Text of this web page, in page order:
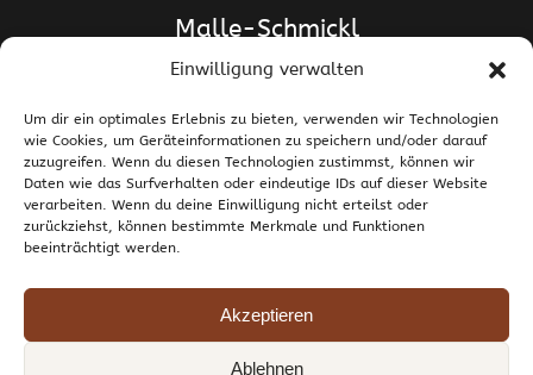
Einwilligung verwalten
Um dir ein optimales Erlebnis zu bieten, verwenden wir Technologien
wie Cookies, um Geräteinformationen zu speichern und/oder darauf
zuzugreifen. Wenn du diesen Technologien zustimmst, können wir
Daten wie das Surfverhalten oder eindeutige IDs auf dieser Website
verarbeiten. Wenn du deine Einwilligung nicht erteilst oder
zurückziehst, können bestimmte Merkmale und Funktionen
beeinträchtigt werden.
Akzeptieren
Ablehnen
Malle-Schmickl
Dipl.-Ing. Dr. Helge Schmickl
Dipl.-Ing. Dr. Bettina Malle-Schmickl
Ehrentalerstrasse 39
9020 Klagenfurt am Wörthersee / Österreich
T +43 463 437786
Esupport@malle-schmickl.net
Kontakt / Impressum
Widerruf und Rücksendungen
Versand und Zahlung
Allgemeine Geschäftsbedingungen
Cookie-Richtlinie (EU)